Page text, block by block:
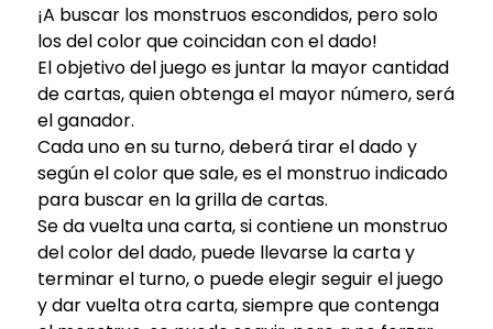
¡A buscar los monstruos escondidos, pero solo
los del color que coincidan con el dado!
El objetivo del juego es juntar la mayor cantidad
de cartas, quien obtenga el mayor número, será
el ganador.
Cada uno en su turno, deberá tirar el dado y
según el color que sale, es el monstruo indicado
para buscar en la grilla de cartas.
Se da vuelta una carta, si contiene un monstruo
del color del dado, puede llevarse la carta y
terminar el turno, o puede elegir seguir el juego
y dar vuelta otra carta, siempre que contenga